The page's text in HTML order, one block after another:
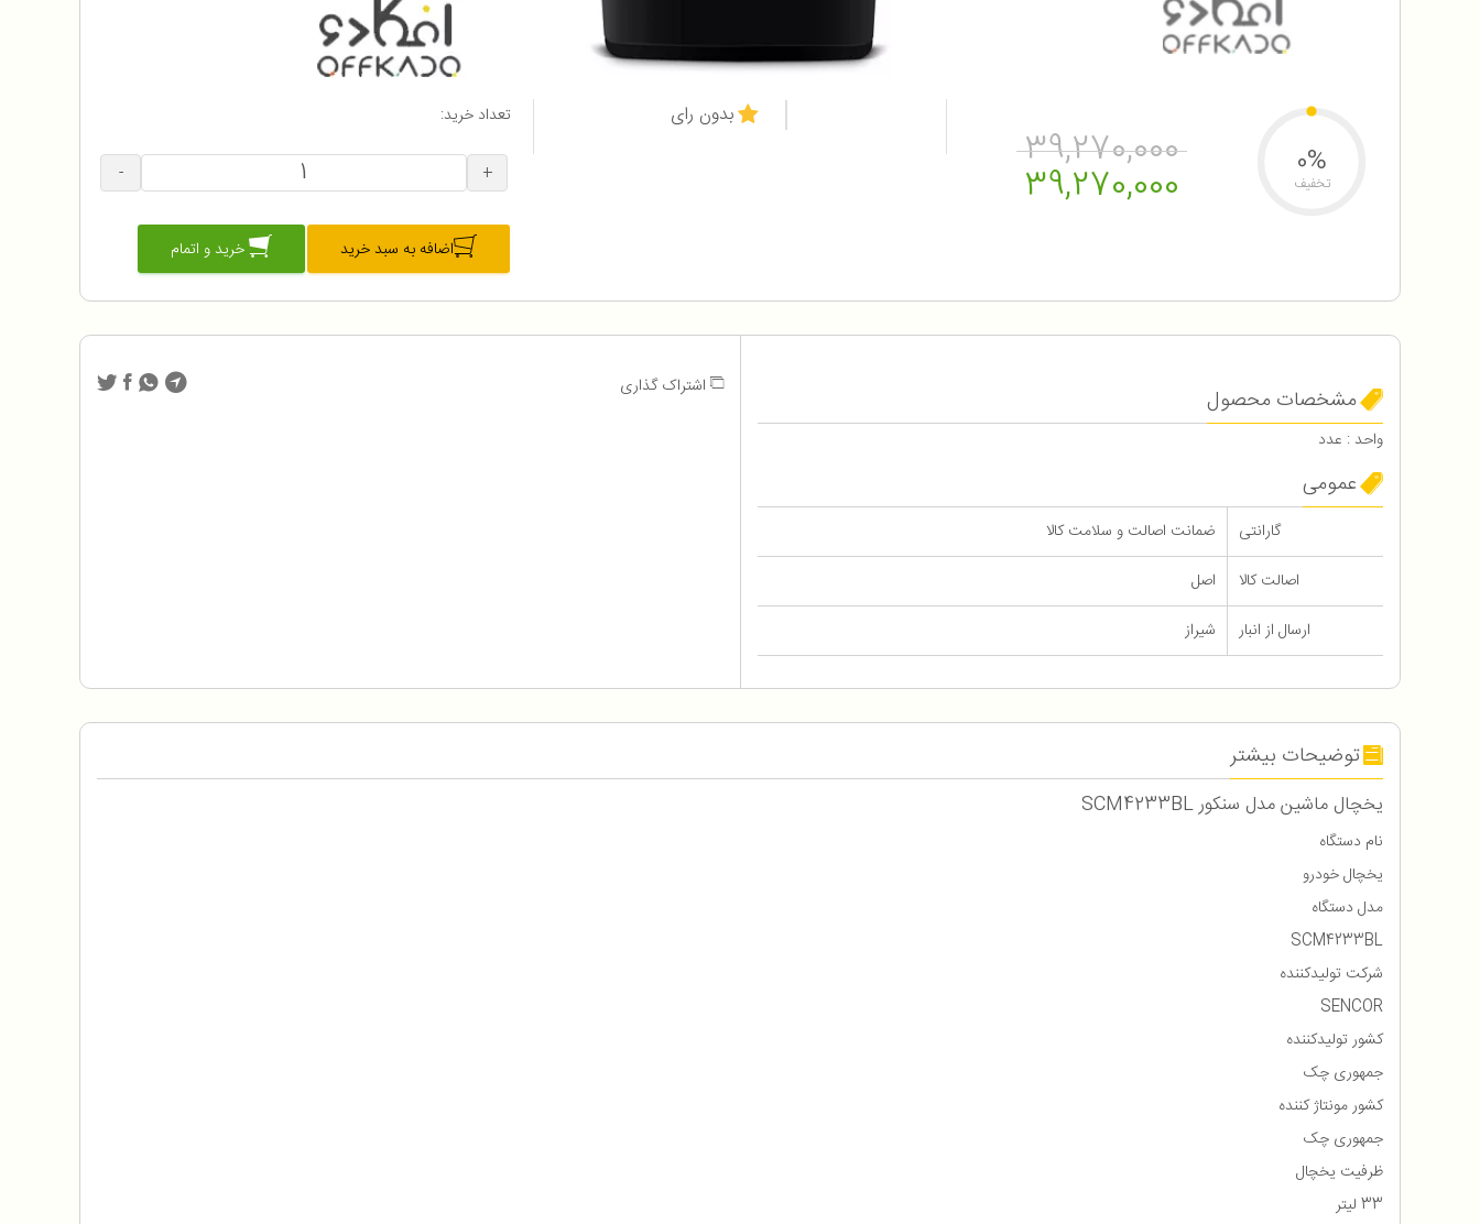
39,270,000
39,270,000 0%
تخفیف
بدون رای تعداد خرید:
+
-
اضافه به سبد خرید خرید و اتمام
مشخصات محصول
واحد : عدد
عمومی
گارانتی
ضمانت اصالت و سلامت کالا
اصالت کالا
اصل
ارسال از انبار
شیراز
اشتراک گذاری
توضیحات بیشتر
یخچال ماشین مدل سنکور SCM4233BL
نام دستگاه
یخچال خودرو
مدل دستگاه
SCM4233BL
شرکت تولیدکننده
SENCOR
کشور تولیدکننده
جمهوری چک
کشور مونتاژ کننده
جمهوری چک
ظرفیت یخچال
33 لیتر